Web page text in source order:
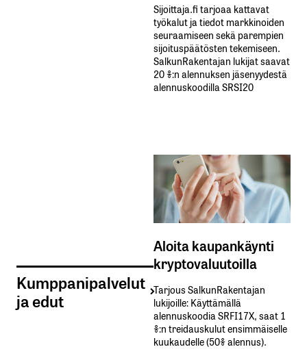
Kumppanipalvelut
ja edut
Sijoittaja.fi tarjoaa kattavat
työkalut ja tiedot markkinoiden
seuraamiseen sekä parempien
sijoituspäätösten tekemiseen.
SalkunRakentajan lukijat saavat
20 %:n alennuksen jäsenyydestä
alennuskoodilla SRSI20
Aloita kaupankäynti
kryptovaluutoilla
Tarjous SalkunRakentajan
lukijoille: Käyttämällä​ ​
alennuskoodia​ ​SRFI17X,​ ​saat​ ​1
%:n treidauskulut​ ​ensimmäiselle​ ​
kuukaudelle​ ​(50%​ ​alennus).